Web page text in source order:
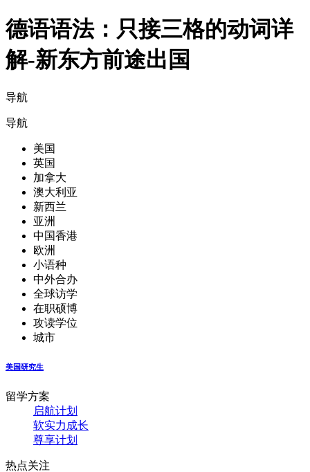
德语语法：只接三格的动词详
解-新东方前途出国
导航
导航
美国
英国
加拿大
澳大利亚
新西兰
亚洲
中国香港
欧洲
小语种
中外合办
全球访学
在职硕博
攻读学位
城市
美国研究生
留学方案
启航计划
软实力成长
尊享计划
热点关注